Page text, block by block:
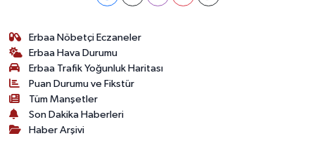
Erbaa Nöbetçi Eczaneler
Erbaa Hava Durumu
Erbaa Trafik Yoğunluk Haritası
Puan Durumu ve Fikstür
Tüm Manşetler
Son Dakika Haberleri
Haber Arşivi